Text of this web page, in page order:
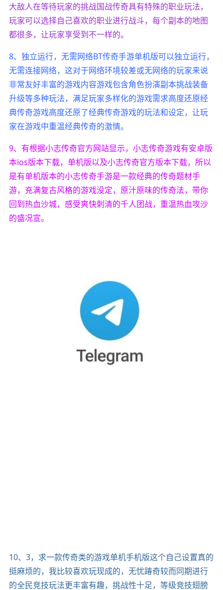
大敌人在等待玩家的挑战国战传奇具有特殊的职业玩法，
玩家可以选择自己喜欢的职业进行战斗，每个副本的地图
都很多，让玩家享受到不一样的。
8、独立运行，无需网络BT传奇手游单机版可以独立运行，
无需连接网络，这对于网络环境较差或无网络的玩家来说
非常友好丰富的游戏内容游戏包含角色扮演副本挑战装备
升级等多种玩法，满足玩家多样化的游戏需求高度还原经
典传奇游戏高度还原了经典传奇游戏的玩法和设定，让玩
家在游戏中重温经典传奇的激情。
9、有根据小志传奇官方网站显示，小志传奇游戏有安卓版
本ios版本下载，单机版以及小志传奇官方版本下载，所以
是有单机版本的小志传奇手游是一款经典的传奇题材手
游，充满复古风格的游戏没定，原汁原味的传奇法，带你
回到热血沙城，感受爽快刺清的千人团战，重温热血攻沙
的盛况宣。
10、3，求一款传奇类的游戏单机手机版这个自己设置真的
挺麻烦的，我比较喜欢玩现成的，无忧踳奇较而同期进行
的全民竞技玩法更丰富有趣，挑战性十足，等级竞技翅膀